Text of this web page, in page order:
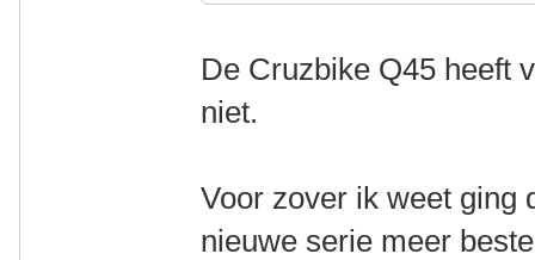
De Cruzbike Q45 heeft
niet.
Voor zover ik weet ging
nieuwe serie meer